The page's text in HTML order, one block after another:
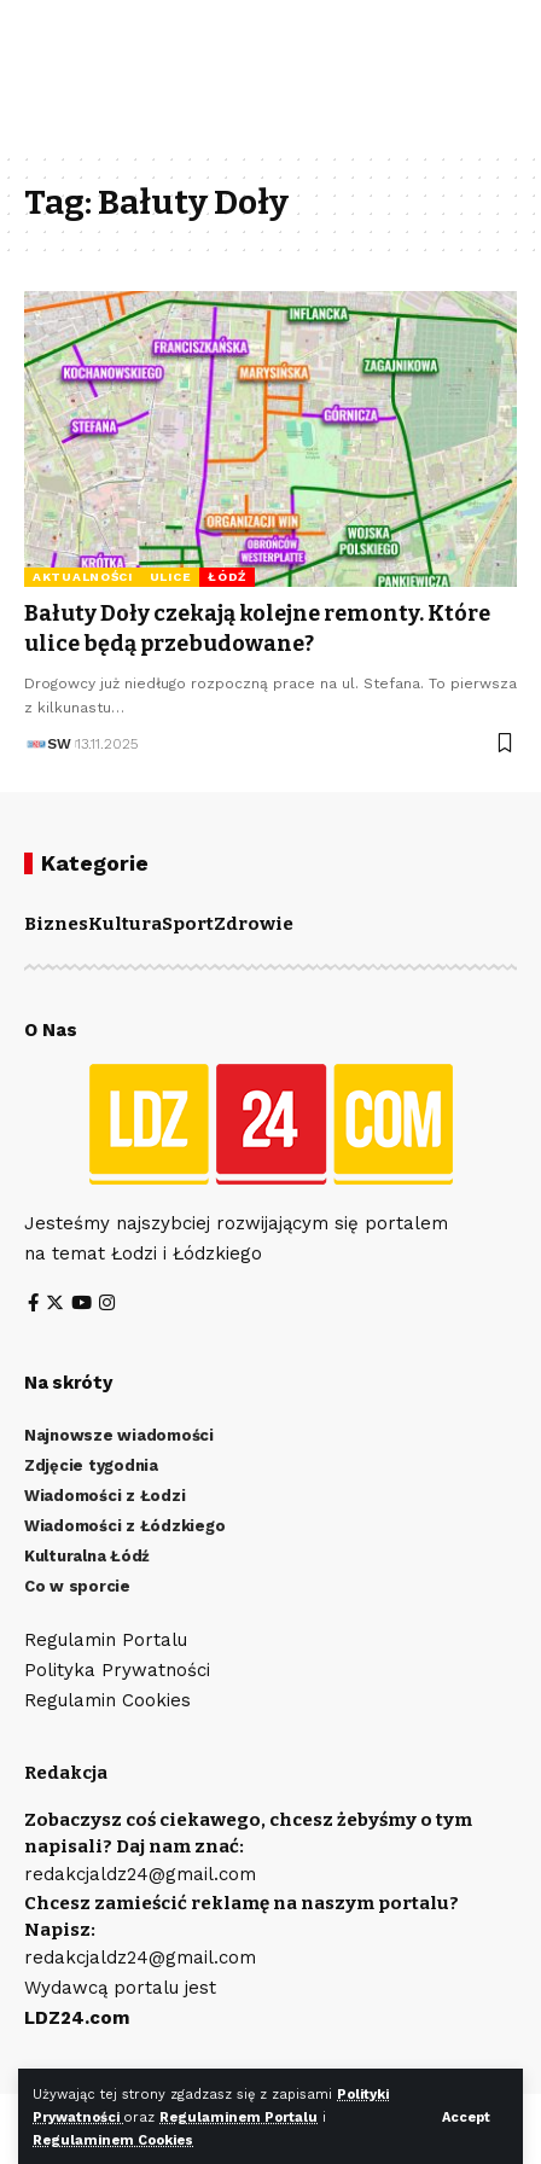
Używając tej strony zgadzasz się z zapisami Polityki
Prywatności oraz Regulaminem Portalu i
Regulaminem Cookies
Accept
Tag:Bałuty Doły
AKTUALNOŚCI ULICE ŁÓDŹ
Bałuty Doły czekają kolejne remonty. Które
ulice będą przebudowane?
Drogowcy już niedługo rozpoczną prace na ul. Stefana. To pierwsza
z kilkunastu…
SW 13.11.2025
Kategorie
BiznesKulturaSportZdrowie
O Nas
Jesteśmy najszybciej rozwijającym się portalem
na temat Łodzi i Łódzkiego
Na skróty
Najnowsze wiadomości
Zdjęcie tygodnia
Wiadomości z Łodzi
Wiadomości z Łódzkiego
Kulturalna Łódź
Co w sporcie
Regulamin Portalu
Polityka Prywatności
Regulamin Cookies
Redakcja
Zobaczysz coś ciekawego, chcesz żebyśmy o tym
napisali? Daj nam znać:
redakcjaldz24@gmail.com
Chcesz zamieścić reklamę na naszym portalu?
Napisz:
redakcjaldz24@gmail.com
Wydawcą portalu jest
LDZ24.com
©LDZ24.com Wszystkie prawa zastrzeżone. Wykonanie strony